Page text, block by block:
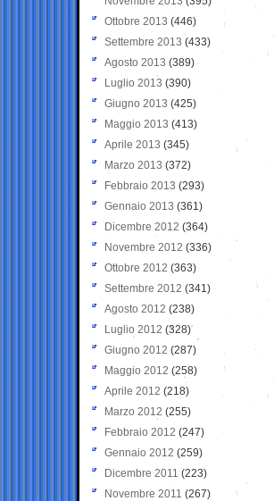
Ottobre 2013 (446)
Settembre 2013 (433)
Agosto 2013 (389)
Luglio 2013 (390)
Giugno 2013 (425)
Maggio 2013 (413)
Aprile 2013 (345)
Marzo 2013 (372)
Febbraio 2013 (293)
Gennaio 2013 (361)
Dicembre 2012 (364)
Novembre 2012 (336)
Ottobre 2012 (363)
Settembre 2012 (341)
Agosto 2012 (238)
Luglio 2012 (328)
Giugno 2012 (287)
Maggio 2012 (258)
Aprile 2012 (218)
Marzo 2012 (255)
Febbraio 2012 (247)
Gennaio 2012 (259)
Dicembre 2011 (223)
Novembre 2011 (267)